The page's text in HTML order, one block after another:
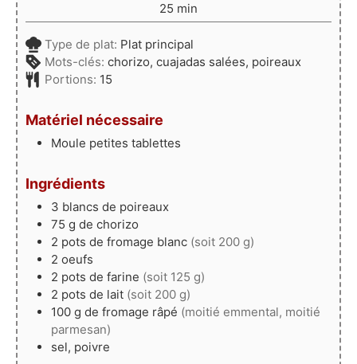
25 minutes
min
Type de plat: Plat principal
Mots-clés: chorizo, cuajadas salées, poireaux
Portions: 15
Matériel nécessaire
Moule petites tablettes
Ingrédients
3 blancs de poireaux
75 g de chorizo
2 pots de fromage blanc (soit 200 g)
2 oeufs
2 pots de farine (soit 125 g)
2 pots de lait (soit 200 g)
100 g de fromage râpé (moitié emmental, moitié
parmesan)
sel, poivre